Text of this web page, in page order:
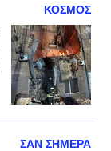
ΚΟΣΜΟΣ
ΣΑΝ ΣΗΜΕΡΑ